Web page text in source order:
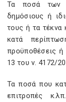
Τα ποσά των
δημόσιους ή
τους ή τα τέκνα
κατά
προϋποθέσεις
13 του ν. 4172/
Τα ποσά που
επιτροπές